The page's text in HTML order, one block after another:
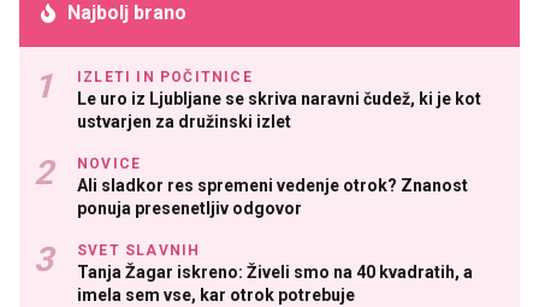
Najbolj brano
IZLETI IN POČITNICE
Le uro iz Ljubljane se skriva naravni čudež, ki je kot
ustvarjen za družinski izlet
NOVICE
Ali sladkor res spremeni vedenje otrok? Znanost
ponuja presenetljiv odgovor
SVET SLAVNIH
Tanja Žagar iskreno: Živeli smo na 40 kvadratih, a
imela sem vse, kar otrok potrebuje